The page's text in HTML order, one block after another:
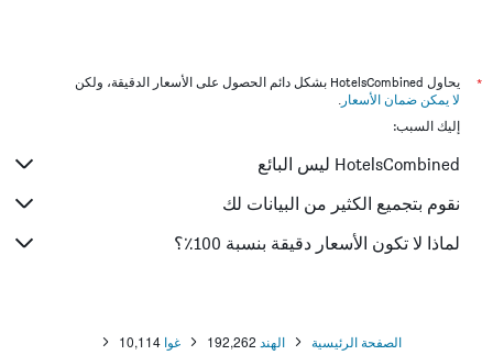
*
يحاول HotelsCombined بشكل دائم الحصول على الأسعار الدقيقة، ولكن
لا يمكن ضمان الأسعار .
إليك السبب:
HotelsCombined ليس البائع
نقوم بتجميع الكثير من البيانات لك
لماذا لا تكون الأسعار دقيقة بنسبة 100٪؟
الصفحة الرئيسية الهند 192,262 غوا 10,114